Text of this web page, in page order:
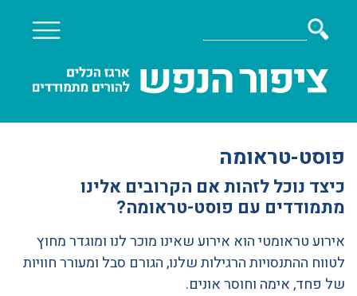
פוסט-טראומה
כיצד נוכל לזהות אם הקרובים אלינו
מתמודדים עם פוסט-טראומה?
אירוע טראומטי הוא אירוע שאינו מוכר לנו ומוגדר מחוץ
לטווח ההתנסויות הרגילות שלנו, הגורם סבל ומעורר חוויות
של פחד, אימה וחוסר אונים.